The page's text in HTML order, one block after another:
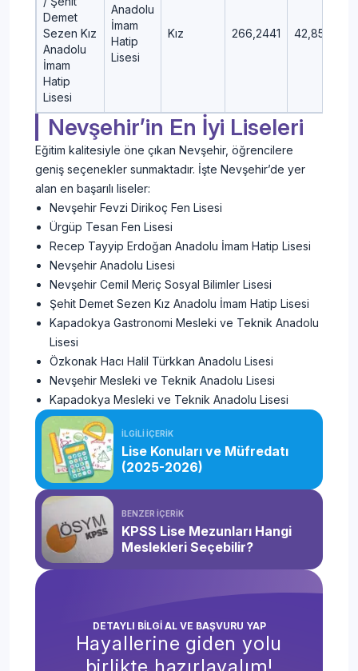
Demet
Sezen Kız
Anadolu
İmam
Hatip
Lisesi
Anadolu
İmam
Hatip
Lisesi
Kız 266,2441 42,85
Nevşehir’in En İyi Liseleri
Eğitim kalitesiyle öne çıkan Nevşehir, öğrencilere
geniş seçenekler sunmaktadır. İşte Nevşehir’de yer
alan en başarılı liseler:
Nevşehir Fevzi Dirikoç Fen Lisesi
Ürgüp Tesan Fen Lisesi
Recep Tayyip Erdoğan Anadolu İmam Hatip Lisesi
Nevşehir Anadolu Lisesi
Nevşehir Cemil Meriç Sosyal Bilimler Lisesi
Şehit Demet Sezen Kız Anadolu İmam Hatip Lisesi
Kapadokya Gastronomi Mesleki ve Teknik Anadolu
Lisesi
Özkonak Hacı Halil Türkkan Anadolu Lisesi
Nevşehir Mesleki ve Teknik Anadolu Lisesi
Kapadokya Mesleki ve Teknik Anadolu Lisesi
İLGİLİ İÇERİK
Lise Konuları ve Müfredatı
(2025-2026)
BENZER İÇERİK
KPSS Lise Mezunları Hangi
Meslekleri Seçebilir?
DETAYLI BİLGİ AL VE BAŞVURU YAP
Hayallerine giden yolu